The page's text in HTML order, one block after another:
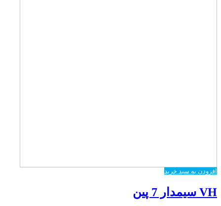
افزودن به سبد خرید
VH سیمدار 7 پین